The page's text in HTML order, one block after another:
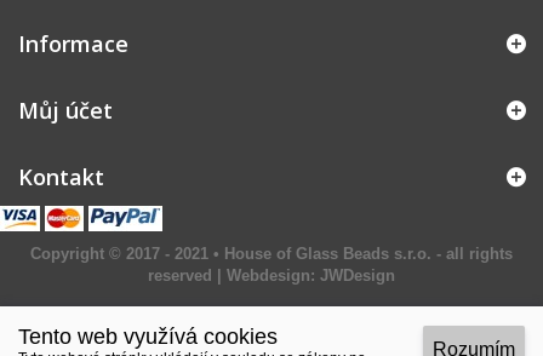
Informace
Můj účet
Kontakt
Copyright © 2017 - 2021 • House of Glass Beads s.r.o. - all rights
reserved | Webdesign: JWDesign
Tento web využívá cookies
Rozumím